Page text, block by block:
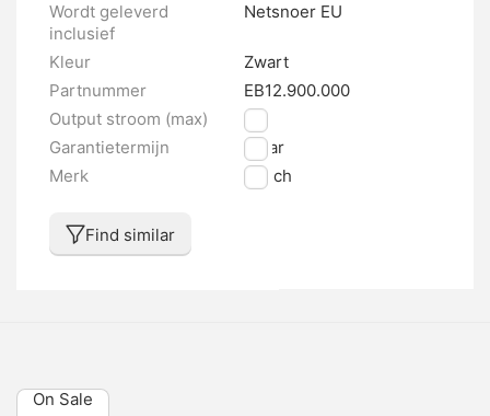
Wordt geleverd
inclusief
Netsnoer EU
Kleur
Zwart
Partnummer
EB12.900.000
Output stroom (max)
4 A
Garantietermijn
1 jaar
Merk
Bosch
Find similar
On Sale